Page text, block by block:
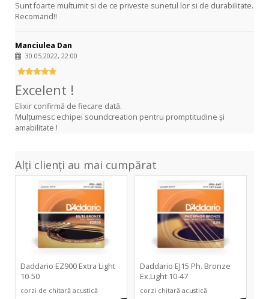
Sunt foarte multumit si de ce priveste sunetul lor si de durabilitate.
Recomand!!
Manciulea Dan
30.05.2022, 22:00
Excelent !
Elixir confirmă de fiecare dată.
Mulțumesc echipei soundcreation pentru promptitudine și
amabilitate !
Alți clienți au mai cumpărat
Daddario EZ900 Extra Light
10-50
corzi de chitară acustică
Ex.Light
Daddario EJ15 Ph. Bronze
Ex.Light 10-47
corzi chitară acustică